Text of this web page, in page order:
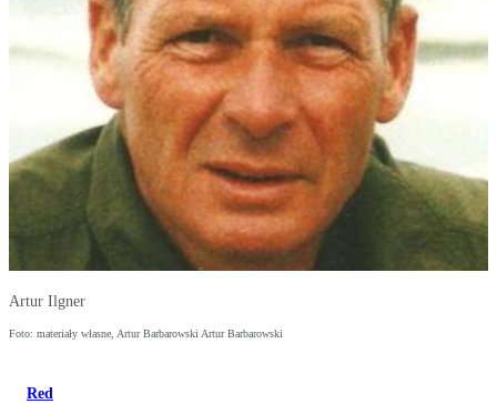
Artur Ilgner
Foto: materiały własne, Artur Barbarowski Artur Barbarowski
Red